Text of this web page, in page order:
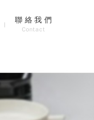
聯絡我們
Contact